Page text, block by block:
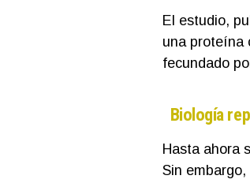
El estudio,
una proteína
fecundado
Biología
Hasta ahora
Sin